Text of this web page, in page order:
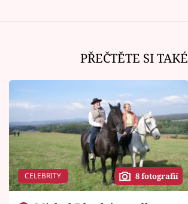
PŘEČTĚTE SI TAKÉ
CELEBRITY 8 fotografií